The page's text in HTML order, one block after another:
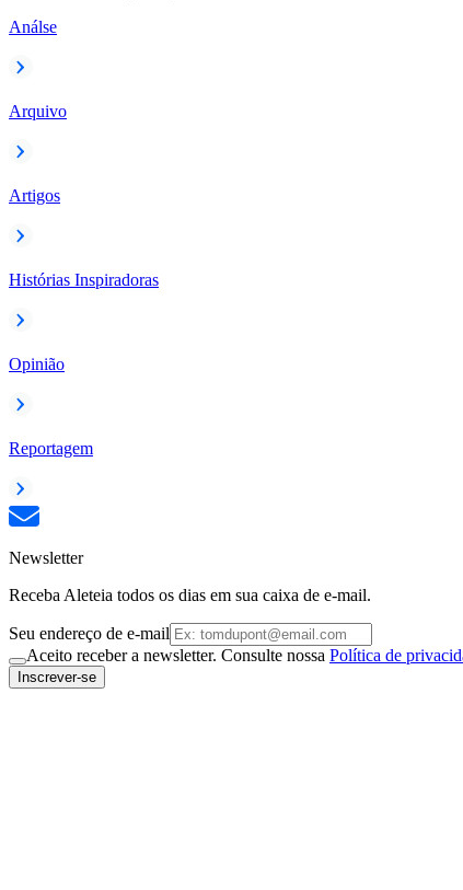
Análse
Arquivo
Artigos
Histórias Inspiradoras
Opinião
Reportagem
Newsletter
Receba Aleteia todos os dias em sua caixa de e-mail.
Seu endereço de e-mail
Aceito receber a newsletter. Consulte nossa Política de
Inscrever-se